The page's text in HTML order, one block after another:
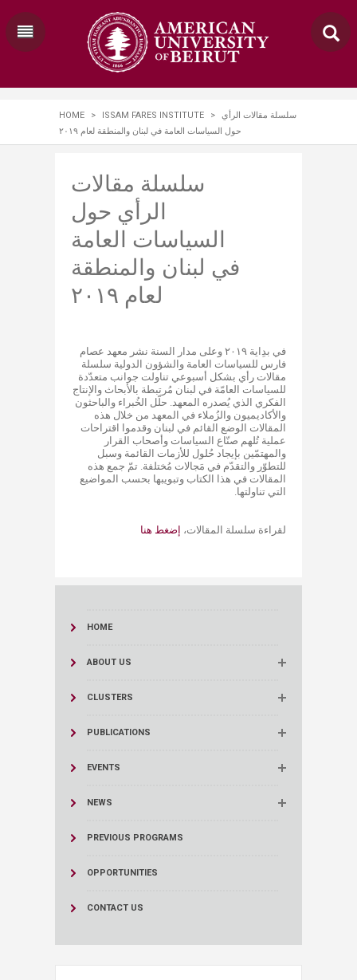
HOME > ISSAM FARES INSTITUTE >
سلسلة مقالات الرأي
حول السياسات العامة في لبنان والمنطقة لعام ٢٠١٩
سلسلة مقالات
الرأي حول
السياسات العامة
في لبنان والمنطقة
لعام ٢٠١٩
في بدِاية ٢٠١٩ وعلى مدار السنة نشر معهد عصام
فارس للسياسات العامة والشؤون الدولية سلسلة
مقالات رأي بشكل أسبوعي​ تناولت جوانب متعدّدة
للسياسات العامّة في لبنان مُرتبطة بالأبحاث والإنتاج
الفكري الذي يُصدره المعهد. حلّل الخُبراء والباحثون
والأكاديميون والزُملاء في المعهد من خلال هذه
المقالات الوضع القائم في لبنان وقدموا اقتراحات
عملية تُلهم صنّاع السياسات وأصحاب القرار
والمهتمّين بإيجاد حُلول للأزمات القائمة وسبل
للتطوّر والتقدّم في مَجالات مُختلفة. تمّ جمع هذه
المقالات في هذا الكتاب وتبويبها بحسب المواضيع
التي تناولتها.​
لقراءة سلسلة المقالات، إضغط هنا ​​
HOME
ABOUT US
CLUSTERS
PUBLICATIONS
EVENTS
NEWS
PREVIOUS PROGRAMS
OPPORTUNITIES
CONTACT US